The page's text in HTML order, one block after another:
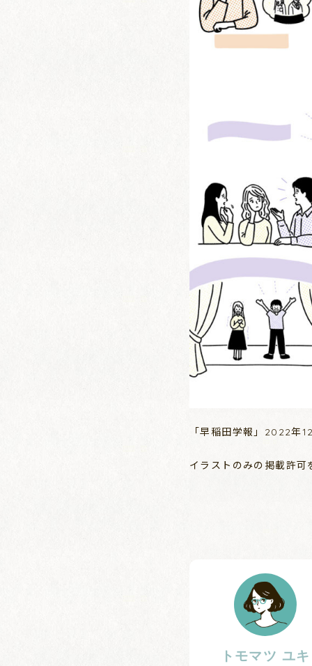
「早稲田学報」2022年
イラストのみの掲載許可
トモマツ ユキ